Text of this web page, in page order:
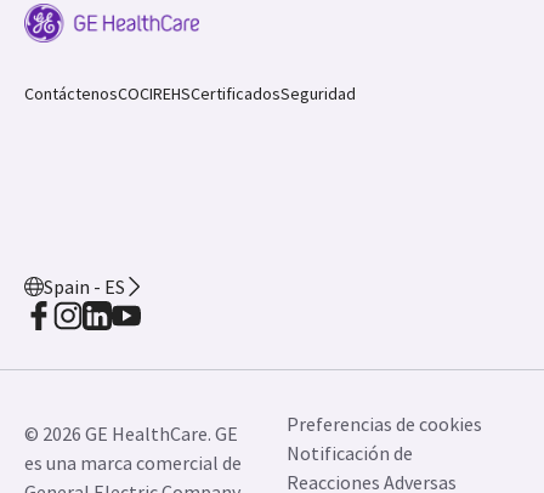
ContáctenosCOCIREHSCertificadosSeguridad
Spain - ES
© 2026 GE HealthCare. GE
es una marca comercial de
Preferencias de cookies
Notificación de
Reacciones Adversas